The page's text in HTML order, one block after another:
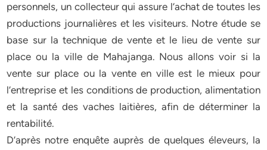
personnels, un collecteur qui assure l’achat de toutes les
productions journalières et les visiteurs. Notre étude se
base sur la technique de vente et le lieu de vente sur
place ou la ville de Mahajanga. Nous allons voir si la
vente sur place ou la vente en ville est le mieux pour
l’entreprise et les conditions de production, alimentation
et la santé des vaches laitières, afin de déterminer la
rentabilité.
D’après notre enquête auprès de quelques éleveurs, la